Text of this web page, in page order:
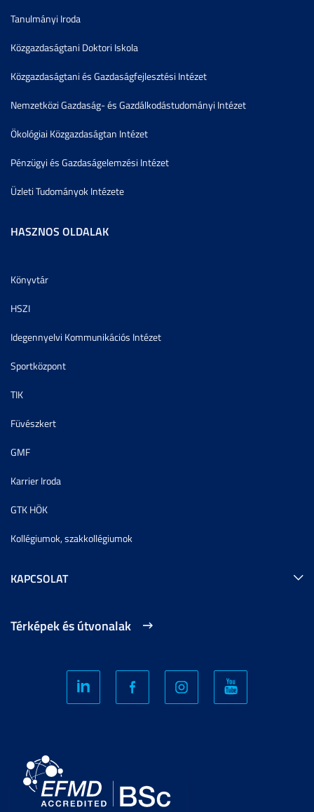
Tanulmányi Iroda
Közgazdaságtani Doktori Iskola
Közgazdaságtani és Gazdaságfejlesztési Intézet
Nemzetközi Gazdaság- és Gazdálkodástudományi Intézet
Ökológiai Közgazdaságtan Intézet
Pénzügyi és Gazdaságelemzési Intézet
Üzleti Tudományok Intézete
HASZNOS OLDALAK
Könyvtár
HSZI
Idegennyelvi Kommunikációs Intézet
Sportközpont
TIK
Füvészkert
GMF
Karrier Iroda
GTK HÖK
Kollégiumok, szakkollégiumok
KAPCSOLAT
Térképek és útvonalak